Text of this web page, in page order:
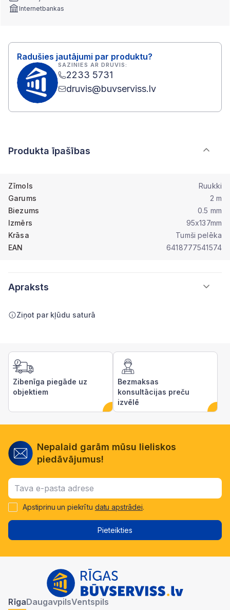
Internetbankas
Radušies jautājumi par produktu?
SAZINIES AR DRUVIS:
2233 5731
druvis@buvserviss.lv
Produkta īpašības
Zīmols
Ruukki
Garums
2 m
Biezums
0.5 mm
Izmērs
95x137mm
Krāsa
Tumši pelēka
EAN
6418777541574
Apraksts
Ziņot par kļūdu saturā
Zibenīga piegāde uz
objektiem
Bezmaksas
konsultācijas preču
izvēlē
Nepalaid garām mūsu lieliskos
piedāvājumus!
Apstiprinu un piekrītu datu apstrādei.
Pieteikties
RīgaDaugavpilsVentspils